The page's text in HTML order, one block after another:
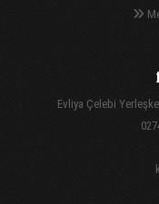
Evliya Çelebi